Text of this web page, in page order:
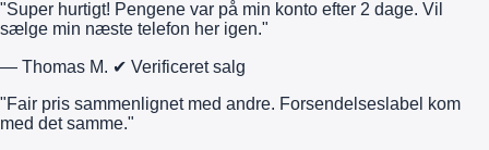
"Super hurtigt! Pengene var på min konto efter 2 dage. Vil
sælge min næste telefon her igen."
— Thomas M. ✔ Verificeret salg
"Fair pris sammenlignet med andre. Forsendelseslabel kom
med det samme."